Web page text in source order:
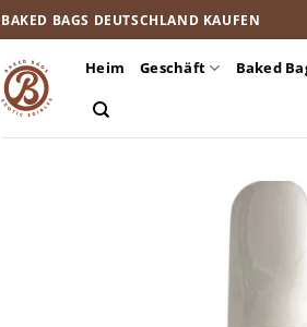
BAKED BAGS DEUTSCHLAND KAUFEN
Heim Geschäft Baked